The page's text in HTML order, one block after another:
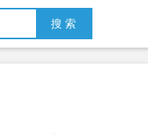
搜 索